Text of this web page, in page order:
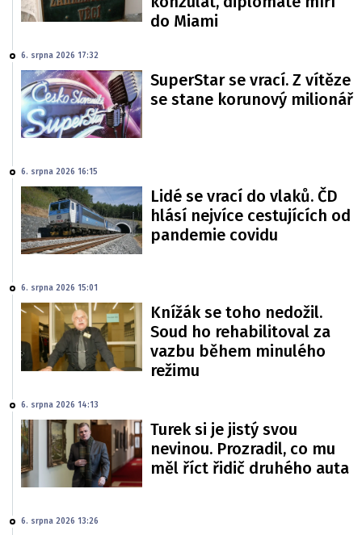
do Miami
6. srpna 2026 17:32
SuperStar se vrací. Z vítěze
se stane korunový milionář
6. srpna 2026 16:15
Lidé se vrací do vlaků. ČD
hlásí nejvíce cestujících od
pandemie covidu
6. srpna 2026 15:01
Knížák se toho nedožil.
Soud ho rehabilitoval za
vazbu během minulého
režimu
6. srpna 2026 14:13
Turek si je jistý svou
nevinou. Prozradil, co mu
měl říct řidič druhého auta
6. srpna 2026 13:26